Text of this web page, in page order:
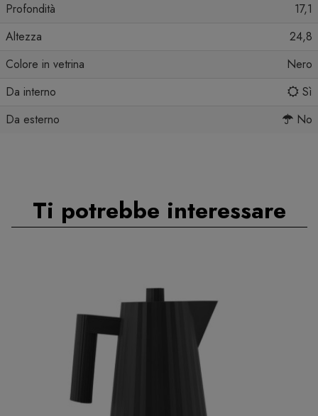
Profondità
17,1
Altezza
24,8
Colore in vetrina
Nero
Da interno
Sì
Da esterno
No
Ti potrebbe interessare